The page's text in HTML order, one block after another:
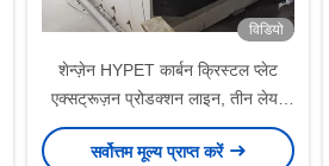
विडियो
शेन्ज़ेन HYPET कार्बन क्रिस्टल प्लेट
एक्सट्रूज़न प्रोडक्शन लाइन, तीन लेयर
PVC फोम बोर्ड उपकरण बनाने की मशीन
निर्माता
सर्वोत्तम मूल्य प्राप्त करें